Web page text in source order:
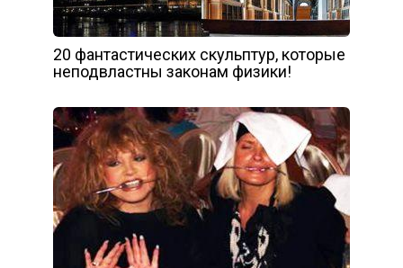
20 фантастических скульптур, которые
неподвластны законам физики!